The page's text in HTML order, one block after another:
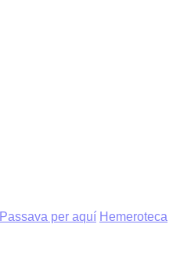
Passava per aquí Hemeroteca